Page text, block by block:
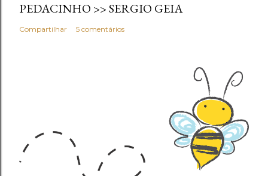
PEDACINHO >> SERGIO GEIA
Compartilhar 5 comentários